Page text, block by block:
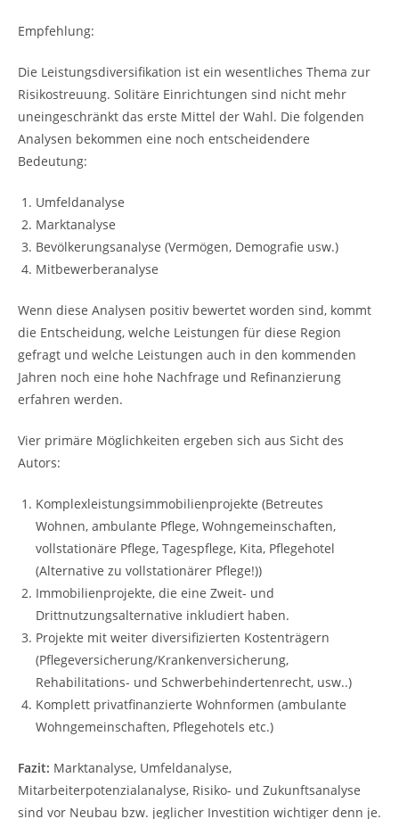
Empfehlung:
Die Leistungsdiversifikation ist ein wesentliches Thema zur
Risikostreuung. Solitäre Einrichtungen sind nicht mehr
uneingeschränkt das erste Mittel der Wahl. Die folgenden
Analysen bekommen eine noch entscheidendere
Bedeutung:
Umfeldanalyse
Marktanalyse
Bevölkerungsanalyse (Vermögen, Demografie usw.)
Mitbewerberanalyse
Wenn diese Analysen positiv bewertet worden sind, kommt
die Entscheidung, welche Leistungen für diese Region
gefragt und welche Leistungen auch in den kommenden
Jahren noch eine hohe Nachfrage und Refinanzierung
erfahren werden.
Vier primäre Möglichkeiten ergeben sich aus Sicht des
Autors:
Komplexleistungsimmobilienprojekte (Betreutes
Wohnen, ambulante Pflege, Wohngemeinschaften,
vollstationäre Pflege, Tagespflege, Kita, Pflegehotel
(Alternative zu vollstationärer Pflege!))
Immobilienprojekte, die eine Zweit- und
Drittnutzungsalternative inkludiert haben.
Projekte mit weiter diversifizierten Kostenträgern
(Pflegeversicherung/Krankenversicherung,
Rehabilitations- und Schwerbehindertenrecht, usw..)
Komplett privatfinanzierte Wohnformen (ambulante
Wohngemeinschaften, Pflegehotels etc.)
Fazit: Marktanalyse, Umfeldanalyse,
Mitarbeiterpotenzialanalyse, Risiko- und Zukunftsanalyse
sind vor Neubau bzw. jeglicher Investition wichtiger denn je.